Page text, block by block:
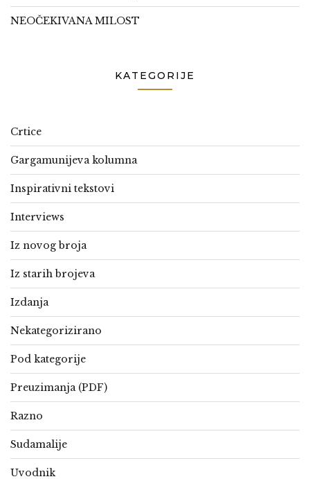
NEOČEKIVANA MILOST
KATEGORIJE
Crtice
Gargamunijeva kolumna
Inspirativni tekstovi
Interviews
Iz novog broja
Iz starih brojeva
Izdanja
Nekategorizirano
Pod kategorije
Preuzimanja (PDF)
Razno
Sudamalije
Uvodnik